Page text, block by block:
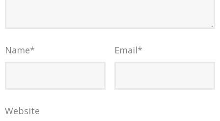
Name* Email*
Website